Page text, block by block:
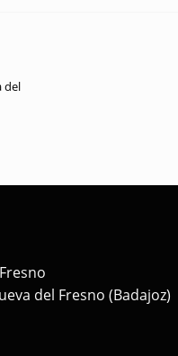
del
del Fresno (Badajoz)